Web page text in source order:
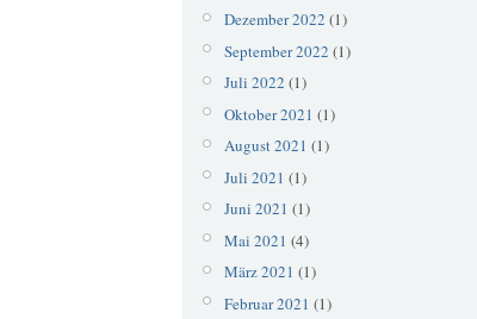
Dezember 2022 (1)
September 2022 (1)
Juli 2022 (1)
Oktober 2021 (1)
August 2021 (1)
Juli 2021 (1)
Juni 2021 (1)
Mai 2021 (4)
März 2021 (1)
Februar 2021 (1)